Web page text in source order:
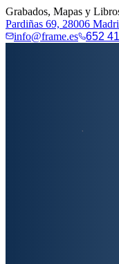
Grabados, Mapas y
Pardiñas 69, 28006
info@frame.es
652